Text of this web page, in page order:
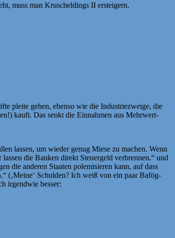
muss man Kruscheldings II ersteigern.
pleite gehen, ebenso wie die Industriezweige, die
kauft. Das senkt die Einnahmen aus Mehrwert-
lassen, um wieder genug Miese zu machen. Wenn
die Banken direkt Steuergeld verbrennen.“ und
die anderen Staaten polemisieren kann, auf dass
(‚Meine‘ Schulden? Ich weiß von ein paar Bafög-
irgendwie besser: